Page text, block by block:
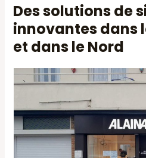
Des solutions de
innovantes dans
et dans le Nord